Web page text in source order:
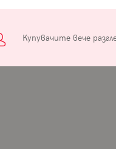
Купувачите вече